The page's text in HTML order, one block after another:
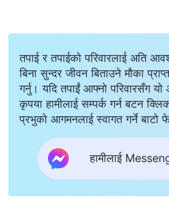
तपाई र तपाईको परिवारलाई अति
बिना सुन्दर जीवन बिताउने मौका
गर्नु। यदि तपाईं आफ्नो परिवारसँग
कृपया हामीलाई सम्पर्क गर्न बटन
प्रभुको आगमनलाई स्वागत गर्ने बाटो
हामीलाई